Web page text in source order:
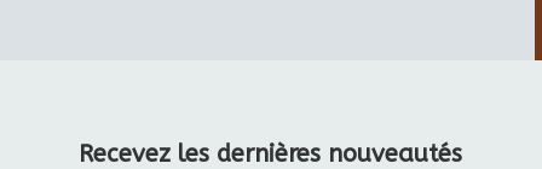
Recevez les dernières nouveautés